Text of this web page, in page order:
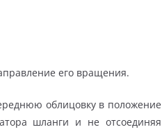
его вращения.
облицовку в положение
шланги и не отсоединяя